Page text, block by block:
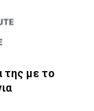
της με το